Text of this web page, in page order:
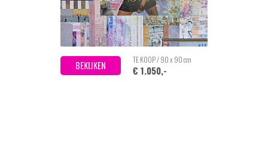
BEKIJKEN TE KOOP / 90 x 90 cm
€ 1.050,-